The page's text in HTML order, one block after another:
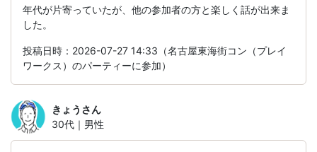
年代が片寄っていたが、他の参加者の方と楽しく話が出来ま
した。
投稿日時：2026-07-27 14:33（名古屋東海街コン（プレイ
ワークス）のパーティーに参加）
きょう さん
30代｜男性